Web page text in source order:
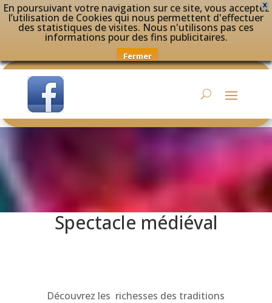
X
En poursuivant votre navigation sur ce site, vous acceptez
l’utilisation de Cookies qui nous permettent d'effectuer
des statistiques de visites. Nous n'utilisons pas ces
informations pour des fins publicitaires.
Fermer
Spectacle médiéval
Spectacle Danse de feu Musiciens Troubadours
Conteurs chevaliers jeux marionnettes
théatre médieval création de spectacle sur mesure
Spectacle médiéval
Découvrez les richesses des traditions